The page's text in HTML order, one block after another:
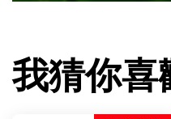
我猜你喜